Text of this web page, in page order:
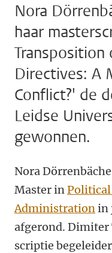
Nora
haar
Directives: A
Conflict?' de
Leidse
gewonnen.
Nora
Master inPolitical
Administrationin
afgerond. Dimiter
scriptie